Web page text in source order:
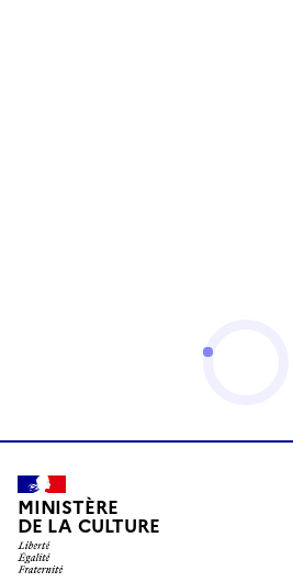
MINISTÈRE
DE LA CULTURE